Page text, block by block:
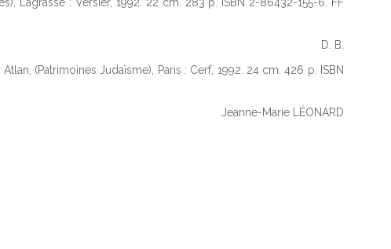
D. B.
(Patrimoines Judaïsme), Paris : Cerf, 1992. 24 cm. 426 p. ISBN
Jeanne-Marie LÉONARD